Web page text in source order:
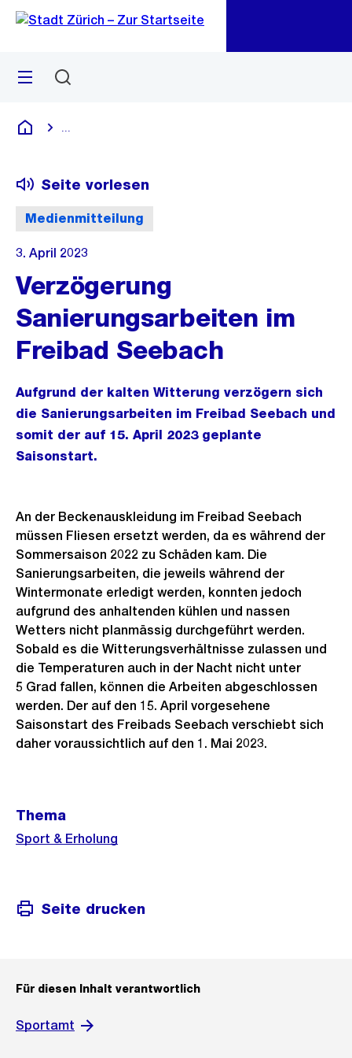
Navigation
Sprunglink
Menü
Deutsch
Medienmitteilung
Seite vorlesen
3. April 2023
Verzögerung
Sanierungsarbeiten im
Freibad Seebach
Aufgrund der kalten Witterung verzögern sich
die Sanierungsarbeiten im Freibad Seebach und
somit der auf 15. April 2023 geplante
Saisonstart.
An der Beckenauskleidung im Freibad Seebach
müssen Fliesen ersetzt werden, da es während der
Sommersaison 2022 zu Schäden kam. Die
Sanierungsarbeiten, die jeweils während der
Wintermonate erledigt werden, konnten jedoch
aufgrund des anhaltenden kühlen und nassen
Wetters nicht planmässig durchgeführt werden.
Sobald es die Witterungsverhältnisse zulassen und
die Temperaturen auch in der Nacht nicht unter
5 Grad fallen, können die Arbeiten abgeschlossen
werden. Der auf den 15. April vorgesehene
Saisonstart des Freibads Seebach verschiebt sich
daher voraussichtlich auf den 1. Mai 2023.
Informationen
Thema
Sport & Erholung
Seite drucken
Für diesen Inhalt verantwortlich
Sportamt